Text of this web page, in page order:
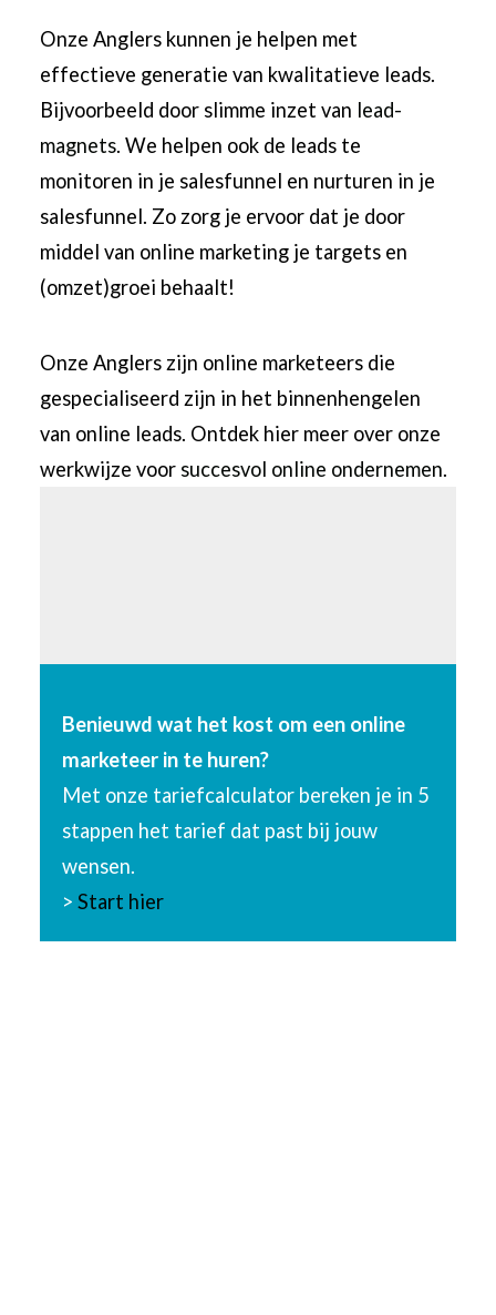
Onze Anglers kunnen je helpen met
effectieve generatie van kwalitatieve leads.
Bijvoorbeeld door slimme inzet van lead-
magnets. We helpen ook de leads te
monitoren in je salesfunnel en nurturen in je
salesfunnel. Zo zorg je ervoor dat je door
middel van online marketing je targets en
(omzet)groei behaalt!
Onze Anglers zijn online marketeers die
gespecialiseerd zijn in het binnenhengelen
van online leads. Ontdek hier meer over onze
werkwijze voor succesvol online ondernemen.
Benieuwd wat het kost om een online
marketeer in te huren?
Met onze tariefcalculator bereken je in 5
stappen het tarief dat past bij jouw
wensen.
>Start hier